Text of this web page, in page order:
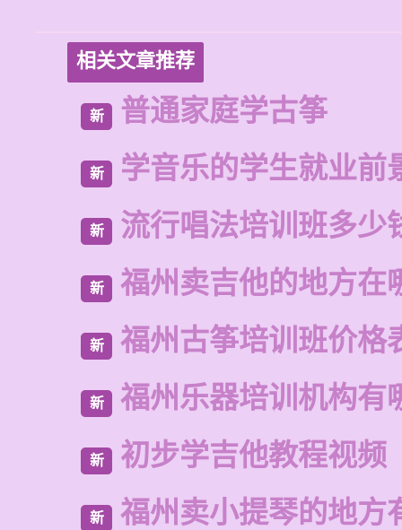
相关文章推荐
新 普通家庭学古筝
新 学音乐的学生就业前
新 流行唱法培训班多少
新 福州卖吉他的地方在
新 福州古筝培训班价格
新 福州乐器培训机构有
新 初步学吉他教程视频
新 福州卖小提琴的地方